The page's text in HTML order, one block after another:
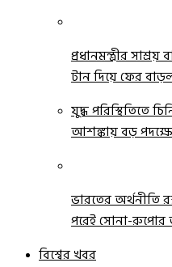
প্রধানমন্ত্রীর
টান দিয়ে ফের
যুদ্ধ পরিস্থিতিতে
আশঙ্কায় বড়
ভারতের অর্থনীতি
পরেই সোনা-রুপোর
বিশ্বের খবর